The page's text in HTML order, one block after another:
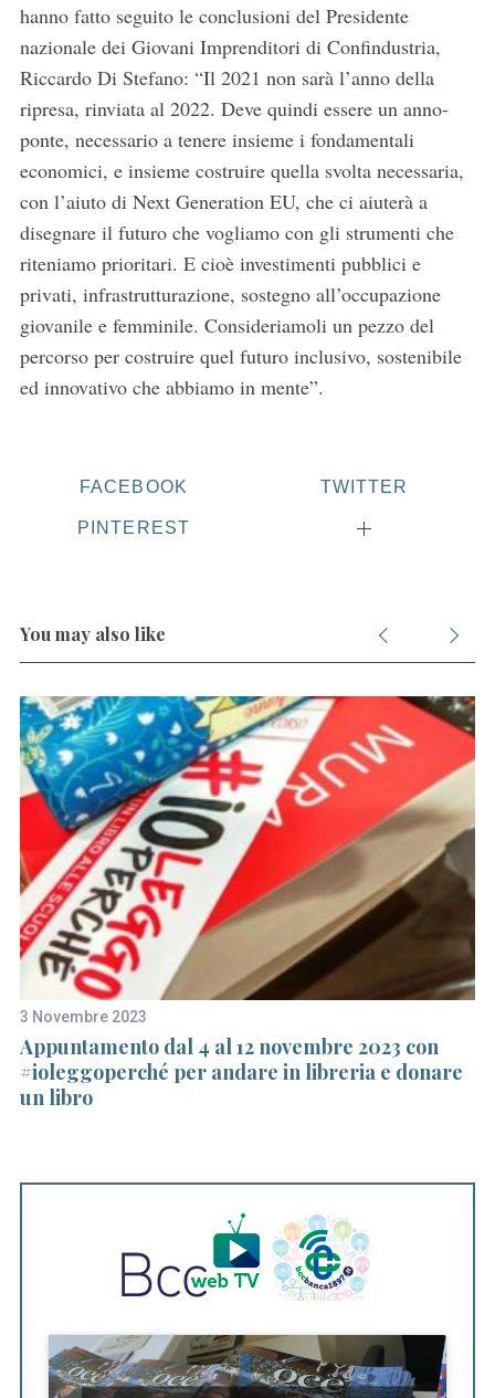
hanno fatto seguito le conclusioni del Presidente
nazionale dei Giovani Imprenditori di Confindustria,
Riccardo Di Stefano: “Il 2021 non sarà l’anno della
ripresa, rinviata al 2022. Deve quindi essere un anno-
ponte, necessario a tenere insieme i fondamentali
economici, e insieme costruire quella svolta necessaria,
con l’aiuto di Next Generation EU, che ci aiuterà a
disegnare il futuro che vogliamo con gli strumenti che
riteniamo prioritari. E cioè investimenti pubblici e
privati, infrastrutturazione, sostegno all’occupazione
giovanile e femminile. Consideriamoli un pezzo del
percorso per costruire quel futuro inclusivo, sostenibile
ed innovativo che abbiamo in mente”.
FACEBOOK TWITTER
PINTEREST
You may also like
3 Novembre 2023
Appuntamento dal 4 al 12 novembre 2023 con
#ioleggoperché per andare in libreria e donare
un libro